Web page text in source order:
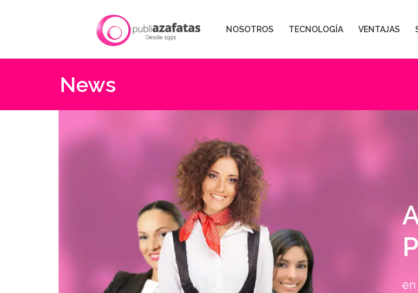
NOSOTROS TECNOLOGÍA VENTAJAS
News